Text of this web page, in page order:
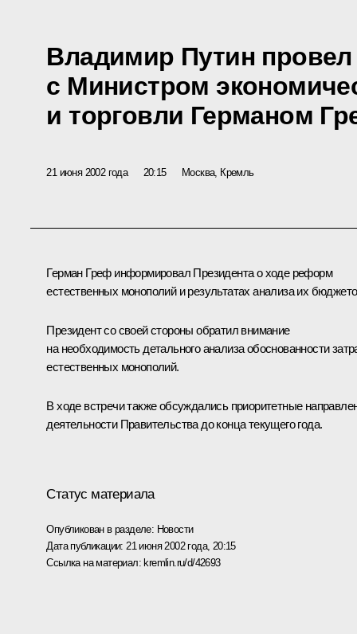
Владимир Путин
с Министром
и торговли Германом
21 июня 2002 года 20:15 Москва, Кремль
Герман Греф информировал Президента о ходе реформ
естественных монополий и результатах анализа их
Президент со своей стороны обратил внимание
на необходимость детального анализа обоснованности
естественных монополий.
В ходе встречи также обсуждались приоритетные
деятельности Правительства до конца текущего года.
Статус материала
Опубликован в разделе: Новости
Дата публикации: 21 июня 2002 года, 20:15
Ссылка на материал:kremlin.ru/d/42693